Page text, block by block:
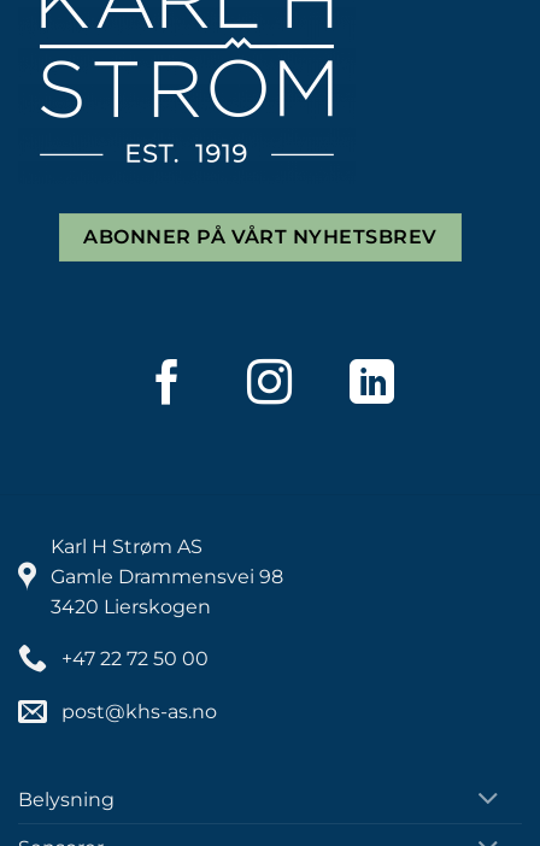
ABONNER PÅ VÅRT NYHETSBREV
Karl H Strøm AS
Gamle Drammensvei 98
3420 Lierskogen
+47 22 72 50 00
post@khs-as.no
Belysning